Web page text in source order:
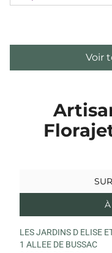
Voir
LES JARDINS D ELISE
1 ALLEE DE BUSSAC